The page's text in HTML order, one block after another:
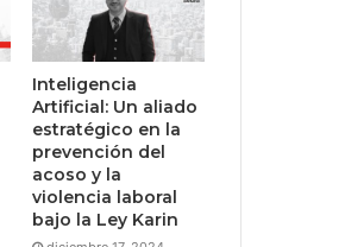
Inteligencia
Artificial: Un aliado
estratégico en la
prevención del
acoso y la
violencia laboral
bajo la Ley Karin